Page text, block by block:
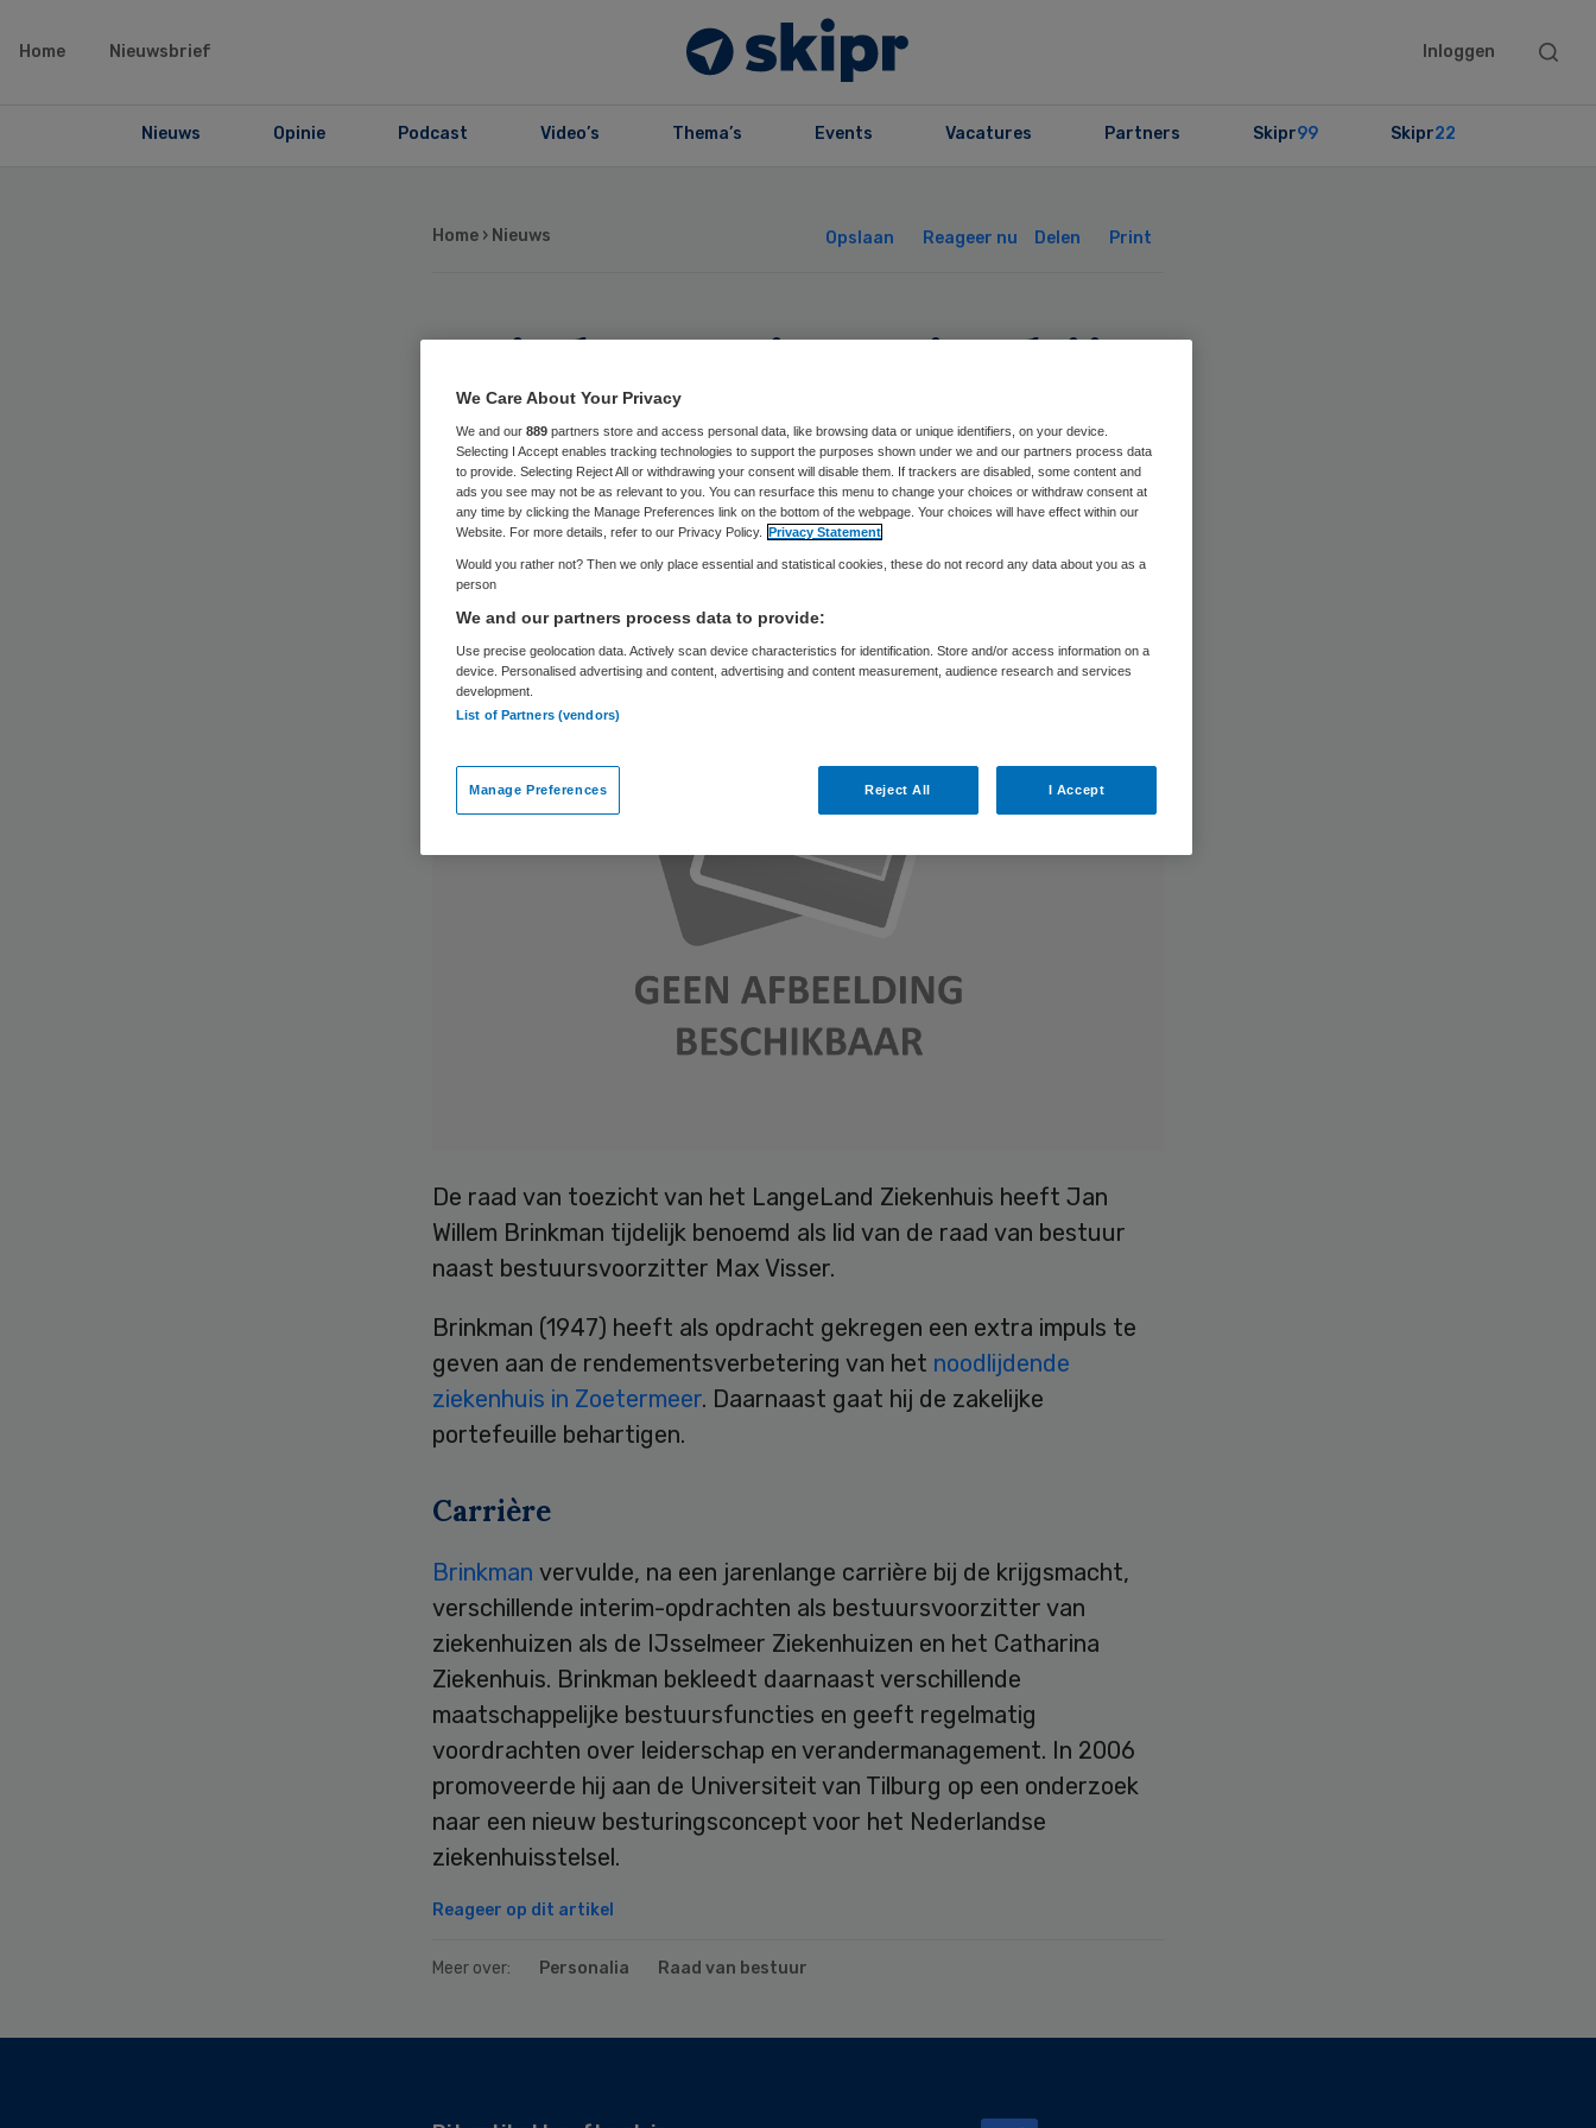
Home Nieuwsbrief Inloggen
Search
Nieuws Opinie Podcast Video’s Thema’s Events Vacatures Partners Skipr99 Skipr22
Home › Nieuws Opslaan Reageer nu Delen Print
Brinkman interim bij
LangeLand Ziekenhuis
Skipr Redactie 24 juli 2012,13:58 40 keer gelezen
De raad van toezicht van het LangeLand Ziekenhuis heeft Jan
Willem Brinkman tijdelijk benoemd als lid van de raad van bestuur
naast bestuursvoorzitter Max Visser.
Brinkman (1947) heeft als opdracht gekregen een extra impuls te
geven aan de rendementsverbetering van het noodlijdende
ziekenhuis in Zoetermeer. Daarnaast gaat hij de zakelijke
portefeuille behartigen.
Carrière
Brinkman vervulde, na een jarenlange carrière bij de krijgsmacht,
verschillende interim-opdrachten als bestuursvoorzitter van
ziekenhuizen als de IJsselmeer Ziekenhuizen en het Catharina
Ziekenhuis. Brinkman bekleedt daarnaast verschillende
maatschappelijke bestuursfuncties en geeft regelmatig
voordrachten over leiderschap en verandermanagement. In 2006
promoveerde hij aan de Universiteit van Tilburg op een onderzoek
naar een nieuw besturingsconcept voor het Nederlandse
ziekenhuisstelsel.
Reageer op dit artikel
Meer over: Personalia Raad van bestuur
We Care About Your Privacy
We and our 889 partners store and access personal data, like browsing data or unique identifiers, on your device.
Selecting I Accept enables tracking technologies to support the purposes shown under we and our partners process data
to provide. Selecting Reject All or withdrawing your consent will disable them. If trackers are disabled, some content and
ads you see may not be as relevant to you. You can resurface this menu to change your choices or withdraw consent at
any time by clicking the Manage Preferences link on the bottom of the webpage. Your choices will have effect within our
Website. For more details, refer to our Privacy Policy. Privacy Statement
Would you rather not? Then we only place essential and statistical cookies, these do not record any data about you as a
person
We and our partners process data to provide:
Use precise geolocation data. Actively scan device characteristics for identification. Store and/or access information on a
device. Personalised advertising and content, advertising and content measurement, audience research and services
development.
List of Partners (vendors)
Manage Preferences Reject All I Accept